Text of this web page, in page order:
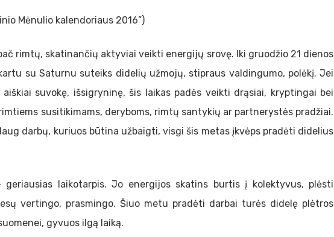
Mėnulio kalendoriaus 2016”)
rimtų, skatinančių aktyviai veikti energijų srovę. Iki gruodžio 21 dienos
su Saturnu suteiks didelių užmojų, stipraus valdingumo, polėkį. Jei
suvokę, išsigryninę, šis laikas padės veikti drąsiai, kryptingai bei
susitikimams, deryboms, rimtų santykių ar partnerystės pradžiai.
darbų, kuriuos būtina užbaigti, visgi šis metas įkvėps pradėti didelius
geriausias laikotarpis. Jo energijos skatins burtis į kolektyvus, plėsti
vertingo, prasmingo. Šiuo metu pradėti darbai turės didelę plėtros
gyvuos ilgą laiką.